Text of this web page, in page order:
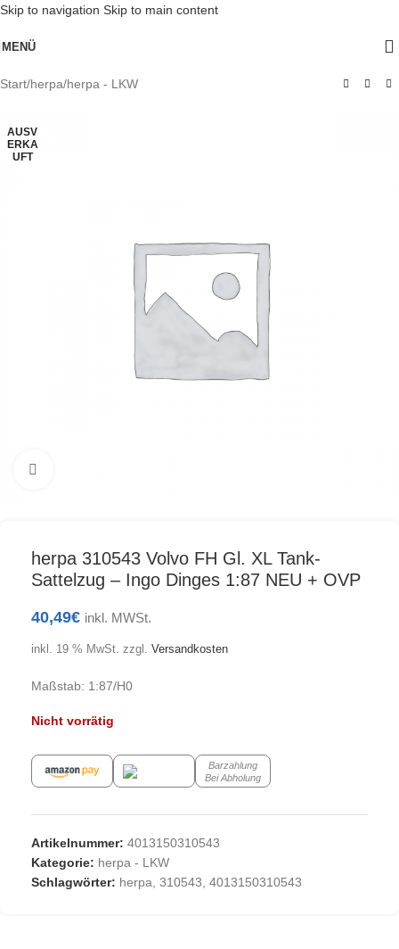
Skip to navigation Skip to main content
MENÜ
Start/herpa/herpa - LKW
AUSV
ERKA
UFT
herpa 310543 Volvo FH Gl. XL Tank-
Sattelzug – Ingo Dinges 1:87 NEU + OVP
40,49€ inkl. MWSt.
inkl. 19 % MwSt. zzgl. Versandkosten
Maßstab: 1:87/H0
Nicht vorrätig
Barzahlung
Bei Abholung
Artikelnummer: 4013150310543
Kategorie: herpa - LKW
Schlagwörter: herpa, 310543, 4013150310543